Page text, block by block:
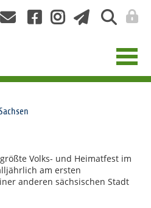
Volks- und Heimatfest im
am ersten
anderen sächsischen Stadt